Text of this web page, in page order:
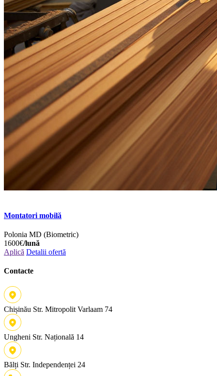
Montatori mobilă
Polonia MD (Biometric)
1600€/lună
Aplică Detalii ofertă
Contacte
Chișinău Str. Mitropolit Varlaam 74
Ungheni Str. Națională 14
Bălți Str. Independenței 24